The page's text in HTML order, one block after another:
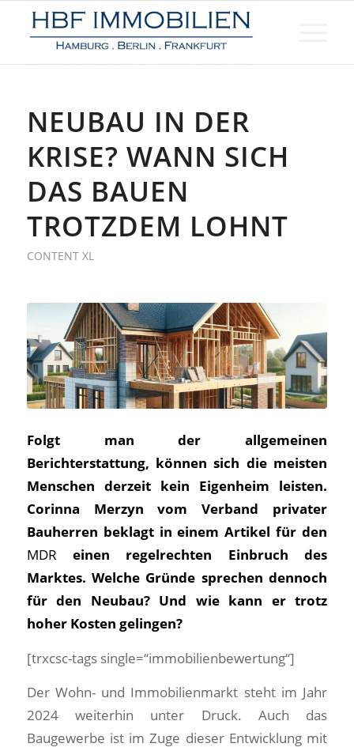
NEUBAU IN DER
KRISE? WANN SICH
DAS BAUEN
TROTZDEM LOHNT
CONTENT XL
Folgt man der allgemeinen
Berichterstattung, können sich die meisten
Menschen derzeit kein Eigenheim leisten.
Corinna Merzyn vom Verband privater
Bauherren beklagt in einem Artikel für den
MDR einen regelrechten Einbruch des
Marktes. Welche Gründe sprechen dennoch
für den Neubau? Und wie kann er trotz
hoher Kosten gelingen?
[trxcsc-tags single=“immobilienbewertung“]
Der Wohn- und Immobilienmarkt steht im Jahr
2024 weiterhin unter Druck. Auch das
Baugewerbe ist im Zuge dieser Entwicklung mit